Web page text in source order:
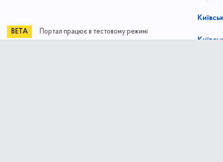
Портал працює в тестовому режимі